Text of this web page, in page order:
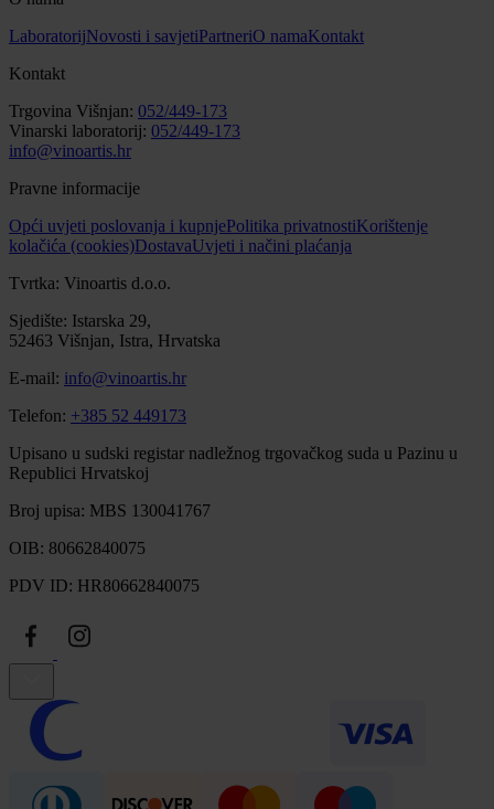
LaboratorijNovosti i savjetiPartneriO namaKontakt
Kontakt
Trgovina Višnjan: 052/449-173
Vinarski laboratorij: 052/449-173
info@vinoartis.hr
Pravne informacije
Opći uvjeti poslovanja i kupnjePolitika privatnostiKorištenje
kolačića (cookies)DostavaUvjeti i načini plaćanja
Tvrtka: Vinoartis d.o.o.
Sjedište: Istarska 29,
52463 Višnjan, Istra, Hrvatska
E-mail: info@vinoartis.hr
Telefon: +385 52 449173
Upisano u sudski registar nadležnog trgovačkog suda u Pazinu u
Republici Hrvatskoj
Broj upisa: MBS 130041767
OIB: 80662840075
PDV ID: HR80662840075